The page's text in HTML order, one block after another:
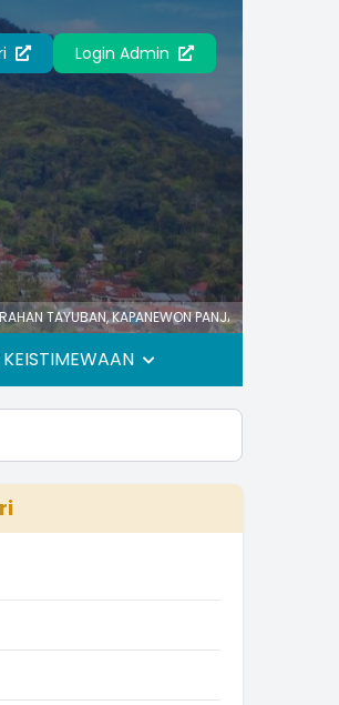
Login Admin
PANJATAN, KABUPATEN KULON PROGO,